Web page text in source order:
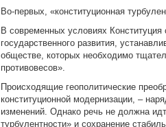
Во-первых, «конституционная
В современных условиях
государственного развития,
обществе, которых необходимо
противовесов».
Происходящие геополитические
конституционной модернизации, –
изменений. Однако речь не должна
турбулентности» и сохранение